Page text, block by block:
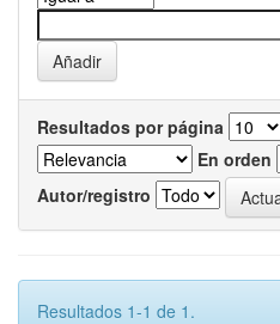
Resultados por página
En orden
Autor/registro
Resultados 1-1 de 1.